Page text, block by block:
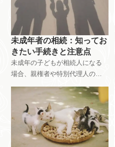
解説します。愛媛県今治市で相
続のご相談なら、行政書士佐伯
和亮事務所へ。
未成年者の相続：知ってお
きたい手続きと注意点
未成年の子どもが相続人になる
場合、親権者や特別代理人の選
任など、通常の相続手続きに加
えて特別な配慮が必要です。特
別代理人の必要性や選任方法な
ど、未成年者の相続手続きを詳
しく解説し、未成年者の相続手
続きをスムーズに進めるお手伝